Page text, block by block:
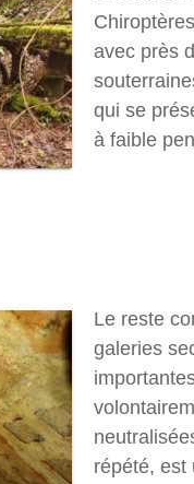
avec près
qui se
à faible
Le reste
galeries
répété, est